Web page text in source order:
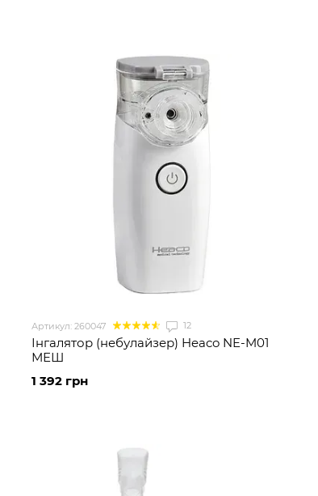
Артикул: 260047 12
Інгалятор (небулайзер) Heaco NE-M01
МЕШ
1 392 грн